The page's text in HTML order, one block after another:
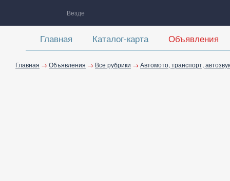
Везде
Главная Каталог-карта Объявления
Главная → Объявления → Все рубрики → Автомото, транспорт,